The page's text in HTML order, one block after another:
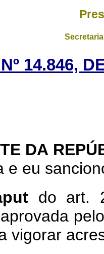
14.846,
DA
e eu
do art.
vigorar